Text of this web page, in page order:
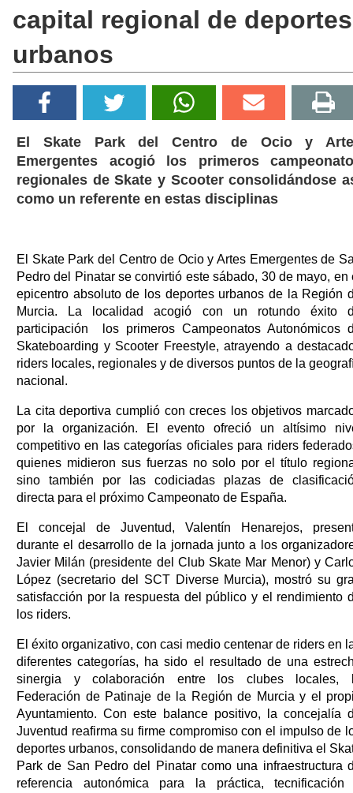
capital regional de deportes
urbanos
El Skate Park del Centro de Ocio y
Emergentes acogió los primeros
regionales de Skate y Scooter consolidándose
como un referente en estas disciplinas
El Skate Park del Centro de Ocio y Artes Emergentes de
Pedro del Pinatar se convirtió este sábado, 30 de mayo, en
epicentro absoluto de los deportes urbanos de la Región
Murcia. La localidad acogió con un rotundo éxito
participación los primeros Campeonatos Autonómicos
Skateboarding y Scooter Freestyle, atrayendo a
riders locales, regionales y de diversos puntos de la
nacional.
La cita deportiva cumplió con creces los objetivos
por la organización. El evento ofreció un altísimo
competitivo en las categorías oficiales para riders
quienes midieron sus fuerzas no solo por el título
sino también por las codiciadas plazas de
directa para el próximo Campeonato de España.
El concejal de Juventud, Valentín Henarejos,
durante el desarrollo de la jornada junto a los
Javier Milán (presidente del Club Skate Mar Menor) y
López (secretario del SCT Diverse Murcia), mostró su
satisfacción por la respuesta del público y el rendimiento
los riders.
El éxito organizativo, con casi medio centenar de riders en
diferentes categorías, ha sido el resultado de una
sinergia y colaboración entre los clubes locales,
Federación de Patinaje de la Región de Murcia y el
Ayuntamiento. Con este balance positivo, la concejalía
Juventud reafirma su firme compromiso con el impulso de
deportes urbanos, consolidando de manera definitiva el
Park de San Pedro del Pinatar como una infraestructura
referencia autonómica para la práctica, tecnificación